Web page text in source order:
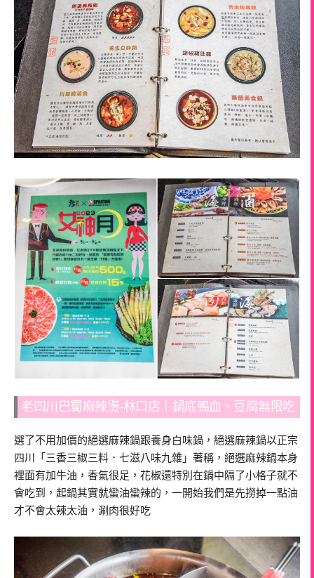
老四川巴蜀麻辣燙-林口店｜鍋底鴨血、豆腐無限吃
選了不用加價的絕選麻辣鍋跟養身白味鍋，絕選麻辣鍋以正宗
四川「三香三椒三料．七滋八味九雜」著稱，絕選麻辣鍋本身
裡面有加牛油，香氣很足，花椒還特別在鍋中隔了小格子就不
會吃到，起鍋其實就蠻油蠻辣的，一開始我們是先撈掉一點油
才不會太辣太油，涮肉很好吃